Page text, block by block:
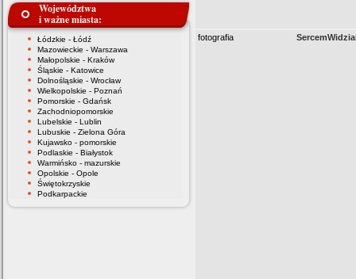
Województwa
i ważne miasta:
Łódzkie - Łódź
Mazowieckie - Warszawa
Małopolskie - Kraków
Śląskie - Katowice
Dolnośląskie - Wrocław
Wielkopolskie - Poznań
Pomorskie - Gdańsk
Zachodniopomorskie
Lubelskie - Lublin
Lubuskie - Zielona Góra
Kujawsko - pomorskie
Podlaskie - Białystok
Warmińsko - mazurskie
Opolskie - Opole
Świętokrzyskie
Podkarpackie
fotografia